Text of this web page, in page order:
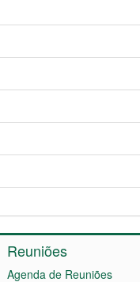
Reuniões
Agenda de Reuniões